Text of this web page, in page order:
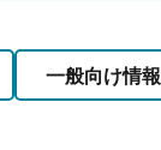
一般向け情報